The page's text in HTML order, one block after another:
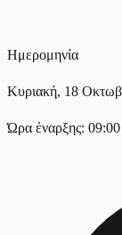
Ημερομηνία
Κυριακή, 18
Ώρα έναρξης: 09:00